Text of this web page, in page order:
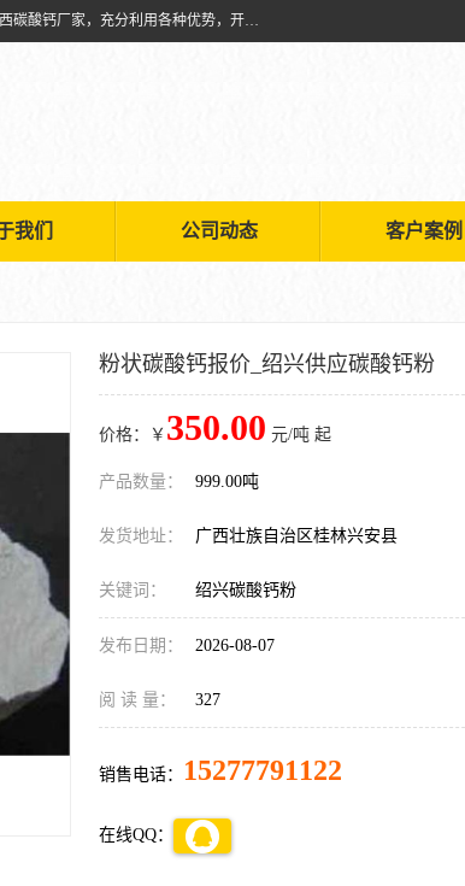
兴安南国金磊粉体厂是从事生产：复合碱批发、氧化钙批发、超细氧化钙、*复合碱、高活性氧化钙等产品的广西碳酸钙厂家，充分利用各种优势，开拓创新，逐步建立了现代企业管理体系，科学.规范的生产体系，严谨的产品质量控制体系，完备的产品质量检验体系。
我们 公司动态 客户案例
粉状碳酸钙报价_绍兴供应碳酸钙粉
价格：￥ 350.00 元/吨 起
产品数量： 999.00吨
发货地址： 广西壮族自治区桂林兴安县
关键词： 绍兴碳酸钙粉
发布日期： 2026-08-07
阅 读 量： 327
销售电话： 15277791122
在线QQ：